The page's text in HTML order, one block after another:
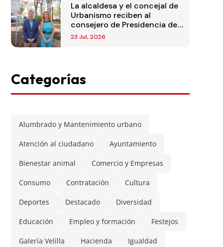
La alcaldesa y el concejal de
Urbanismo reciben al
consejero de Presidencia de
la Comunidad de Madrid
23 Jul, 2026
Categorías
Alumbrado y Mantenimiento urbano
Atención al ciudadano Ayuntamiento
Bienestar animal Comercio y Empresas
Consumo Contratación Cultura
Deportes Destacado Diversidad
Educación Empleo y formación Festejos
Galería Velilla Hacienda Igualdad